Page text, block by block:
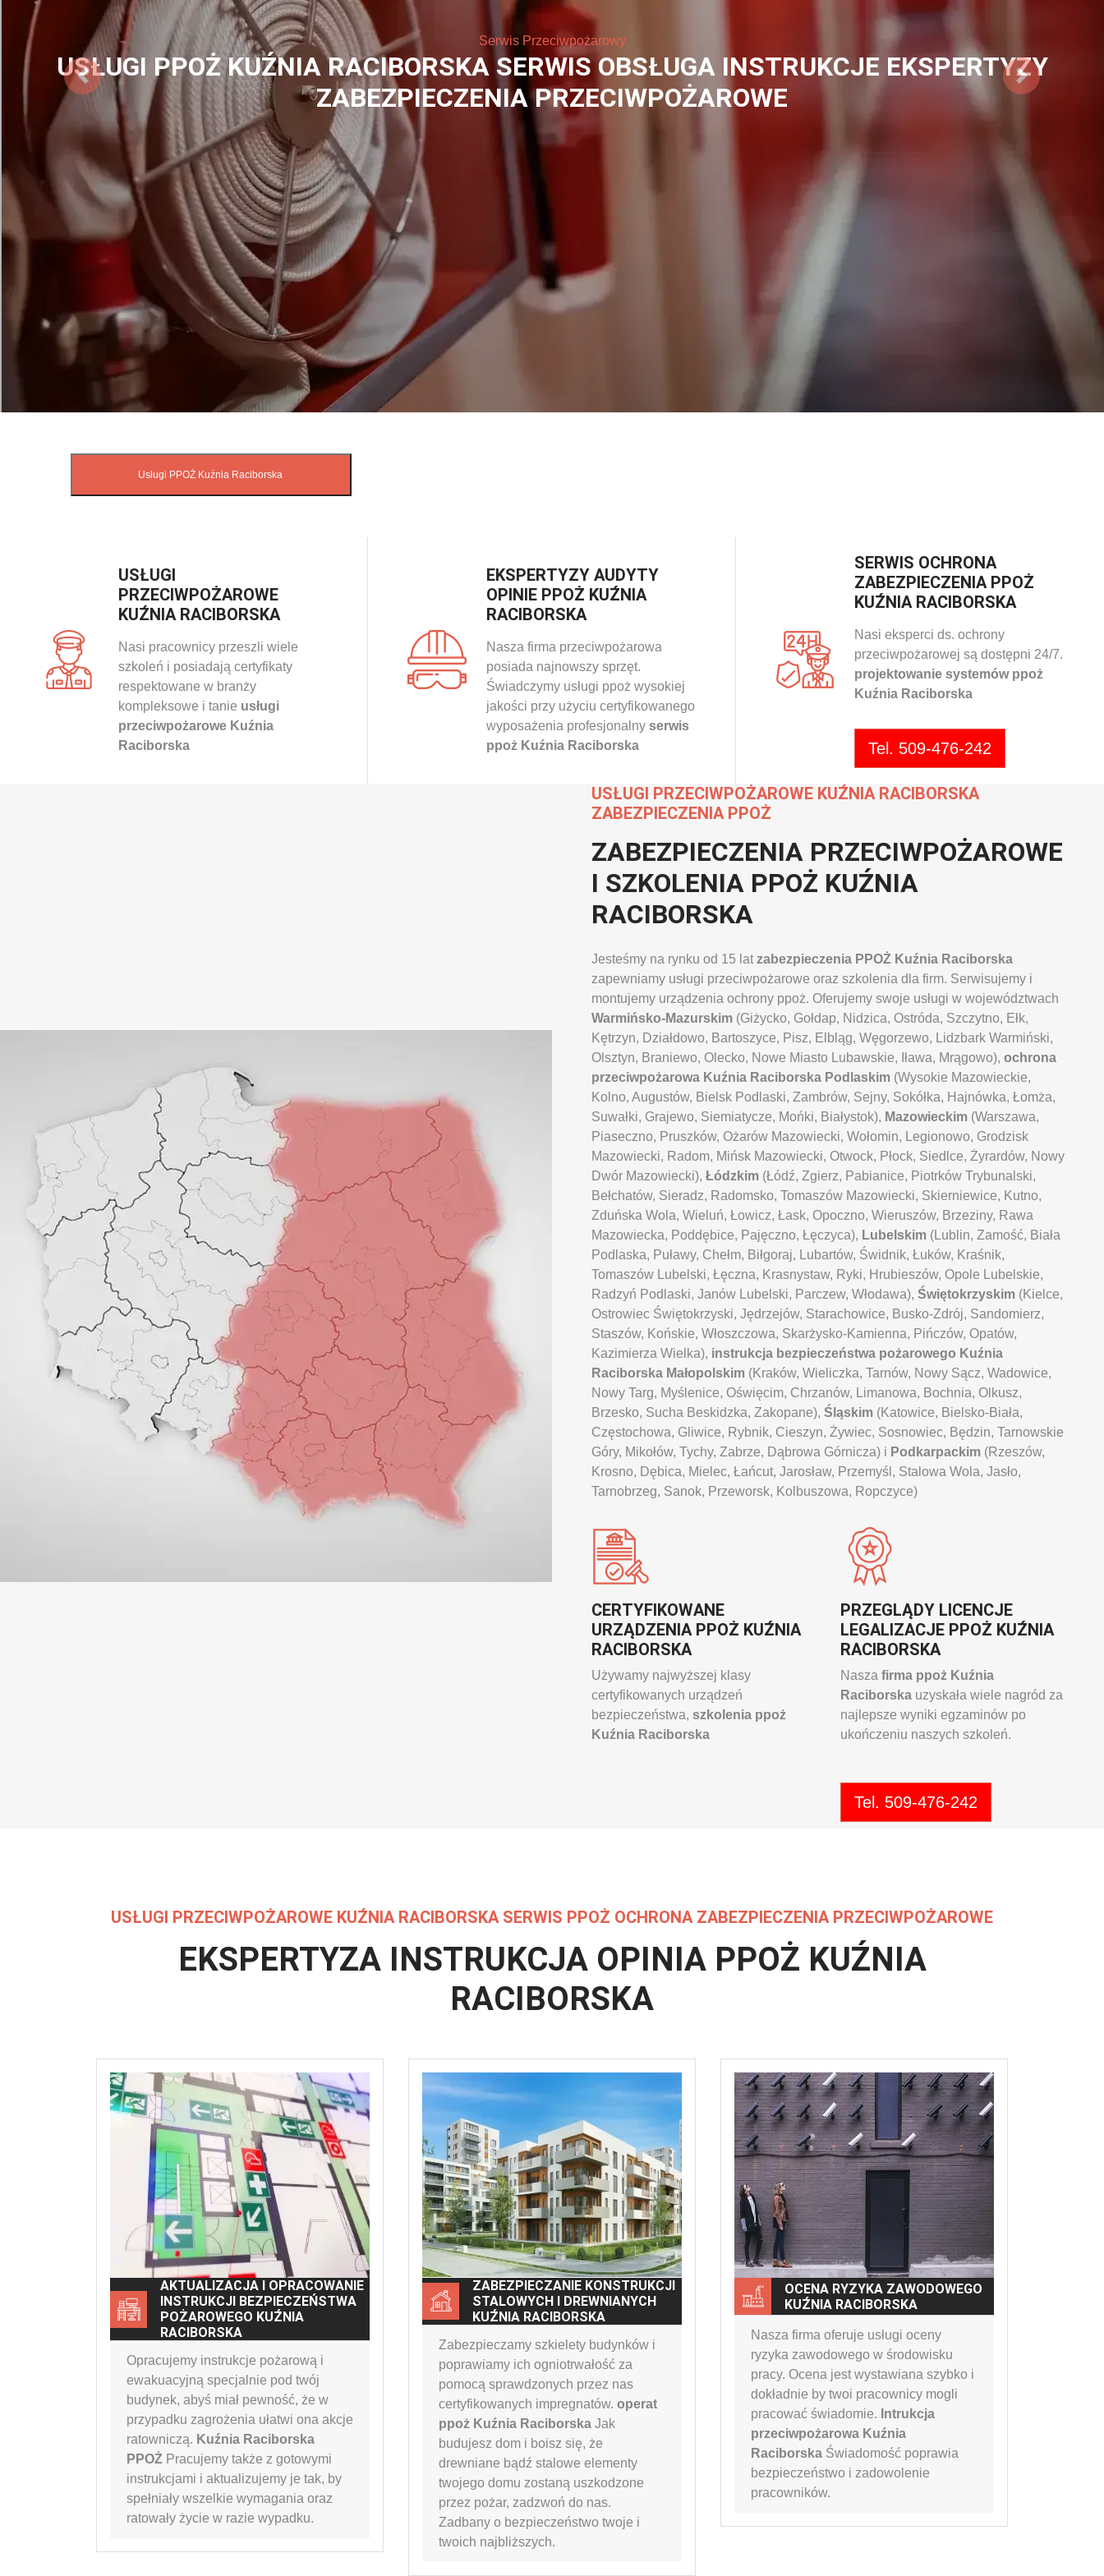
Systemy Przeciwpożarowe
ZABEZPIECZENIA PPOŻ KUŹNIA RACIBORSKA SYSTEMY ODDYMIANIA OŚWIETLENIA
EWAKUACYJNEGO ALARMOWANIA
USŁUGI
PRZECIWPOŻAROWE
KUŹNIA RACIBORSKA
Nasi pracownicy przeszli wiele
szkoleń i posiadają certyfikaty
respektowane w branży
kompleksowe i tanie usługi
przeciwpożarowe Kuźnia
Raciborska
EKSPERTYZY AUDYTY
OPINIE PPOŻ KUŹNIA
RACIBORSKA
Nasza firma przeciwpożarowa
posiada najnowszy sprzęt.
Świadczymy usługi ppoż wysokiej
jakości przy użyciu certyfikowanego
wyposażenia profesjonalny serwis
ppoż Kuźnia Raciborska
SERWIS OCHRONA
ZABEZPIECZENIA PPOŻ
KUŹNIA RACIBORSKA
Nasi eksperci ds. ochrony
przeciwpożarowej są dostępni 24/7.
projektowanie systemów ppoż
Kuźnia Raciborska
Tel. 509-476-242
USŁUGI PRZECIWPOŻAROWE KUŹNIA RACIBORSKA
ZABEZPIECZENIA PPOŻ
ZABEZPIECZENIA PRZECIWPOŻAROWE
I SZKOLENIA PPOŻ KUŹNIA
RACIBORSKA
Jesteśmy na rynku od 15 lat zabezpieczenia PPOŻ Kuźnia Raciborska
zapewniamy usługi przeciwpożarowe oraz szkolenia dla firm. Serwisujemy i
montujemy urządzenia ochrony ppoż. Oferujemy swoje usługi w województwach
Warmińsko-Mazurskim (Giżycko, Gołdap, Nidzica, Ostróda, Szczytno, Ełk,
Kętrzyn, Działdowo, Bartoszyce, Pisz, Elbląg, Węgorzewo, Lidzbark Warmiński,
Olsztyn, Braniewo, Olecko, Nowe Miasto Lubawskie, Iława, Mrągowo), ochrona
przeciwpożarowa Kuźnia Raciborska Podlaskim (Wysokie Mazowieckie,
Kolno, Augustów, Bielsk Podlaski, Zambrów, Sejny, Sokółka, Hajnówka, Łomża,
Suwałki, Grajewo, Siemiatycze, Mońki, Białystok), Mazowieckim (Warszawa,
Piaseczno, Pruszków, Ożarów Mazowiecki, Wołomin, Legionowo, Grodzisk
Mazowiecki, Radom, Mińsk Mazowiecki, Otwock, Płock, Siedlce, Żyrardów, Nowy
Dwór Mazowiecki), Łódzkim (Łódź, Zgierz, Pabianice, Piotrków Trybunalski,
Bełchatów, Sieradz, Radomsko, Tomaszów Mazowiecki, Skierniewice, Kutno,
Zduńska Wola, Wieluń, Łowicz, Łask, Opoczno, Wieruszów, Brzeziny, Rawa
Mazowiecka, Poddębice, Pajęczno, Łęczyca), Lubelskim (Lublin, Zamość, Biała
Podlaska, Puławy, Chełm, Biłgoraj, Lubartów, Świdnik, Łuków, Kraśnik,
Tomaszów Lubelski, Łęczna, Krasnystaw, Ryki, Hrubieszów, Opole Lubelskie,
Radzyń Podlaski, Janów Lubelski, Parczew, Włodawa), Świętokrzyskim (Kielce,
Ostrowiec Świętokrzyski, Jędrzejów, Starachowice, Busko-Zdrój, Sandomierz,
Staszów, Końskie, Włoszczowa, Skarżysko-Kamienna, Pińczów, Opatów,
Kazimierza Wielka), instrukcja bezpieczeństwa pożarowego Kuźnia
Raciborska Małopolskim (Kraków, Wieliczka, Tarnów, Nowy Sącz, Wadowice,
Nowy Targ, Myślenice, Oświęcim, Chrzanów, Limanowa, Bochnia, Olkusz,
Brzesko, Sucha Beskidzka, Zakopane), Śląskim (Katowice, Bielsko-Biała,
Częstochowa, Gliwice, Rybnik, Cieszyn, Żywiec, Sosnowiec, Będzin, Tarnowskie
Góry, Mikołów, Tychy, Zabrze, Dąbrowa Górnicza) i Podkarpackim (Rzeszów,
Krosno, Dębica, Mielec, Łańcut, Jarosław, Przemyśl, Stalowa Wola, Jasło,
Tarnobrzeg, Sanok, Przeworsk, Kolbuszowa, Ropczyce)
CERTYFIKOWANE
URZĄDZENIA PPOŻ KUŹNIA
RACIBORSKA
Używamy najwyższej klasy
certyfikowanych urządzeń
bezpieczeństwa, szkolenia ppoż
Kuźnia Raciborska
PRZEGLĄDY LICENCJE
LEGALIZACJE PPOŻ KUŹNIA
RACIBORSKA
Nasza firma ppoż Kuźnia
Raciborska uzyskała wiele nagród za
najlepsze wyniki egzaminów po
ukończeniu naszych szkoleń.
Tel. 509-476-242
USŁUGI PRZECIWPOŻAROWE KUŹNIA RACIBORSKASERWIS PPOŻ OCHRONA ZABEZPIECZENIA PRZECIWPOŻAROWE
EKSPERTYZA INSTRUKCJA OPINIA PPOŻ KUŹNIA
RACIBORSKA
AKTUALIZACJA I OPRACOWANIE
INSTRUKCJI BEZPIECZEŃSTWA
POŻAROWEGO KUŹNIA
RACIBORSKA
Opracujemy instrukcje pożarową i
ewakuacyjną specjalnie pod twój
budynek, abyś miał pewność, że w
przypadku zagrożenia ułatwi ona akcje
ratowniczą. Kuźnia Raciborska
PPOŻ Pracujemy także z gotowymi
instrukcjami i aktualizujemy je tak, by
spełniały wszelkie wymagania oraz
ratowały życie w razie wypadku.
ZABEZPIECZANIE KONSTRUKCJI
STALOWYCH I DREWNIANYCH
KUŹNIA RACIBORSKA
Zabezpieczamy szkielety budynków i
poprawiamy ich ogniotrwałość za
pomocą sprawdzonych przez nas
certyfikowanych impregnatów. operat
ppoż Kuźnia Raciborska Jak
budujesz dom i boisz się, że
drewniane bądź stalowe elementy
twojego domu zostaną uszkodzone
przez pożar, zadzwoń do nas.
Zadbany o bezpieczeństwo twoje i
twoich najbliższych.
OCENA RYZYKA ZAWODOWEGO
KUŹNIA RACIBORSKA
Nasza firma oferuje usługi oceny
ryzyka zawodowego w środowisku
pracy. Ocena jest wystawiana szybko i
dokładnie by twoi pracownicy mogli
pracować świadomie. Intrukcja
przeciwpożarowa Kuźnia
Raciborska Świadomość poprawia
bezpieczeństwo i zadowolenie
pracowników.